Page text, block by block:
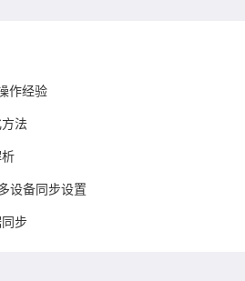
作经验
法
设备同步设置
步